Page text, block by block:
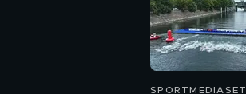
SPORTMEDIASET